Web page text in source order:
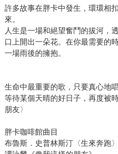
許多故事在胖卡中發生，環環相
來。
人生是一場和絕望奮鬥的拔河，
口上開出一朵花。在你最需要的
一場雨後的擁抱。
生命中最重要的歌，只要真心地
等待某個天晴的好日子，再度
朋友〉
胖卡咖啡館曲目
布魯斯．史普林斯汀〈生來奔跑〉